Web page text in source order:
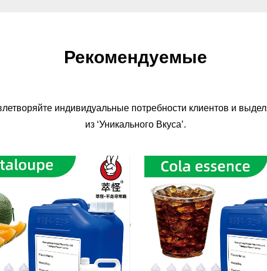
Рекомендуемые
индивидуальные потребности клиентов и
из ‘Уникального Вкуса’.